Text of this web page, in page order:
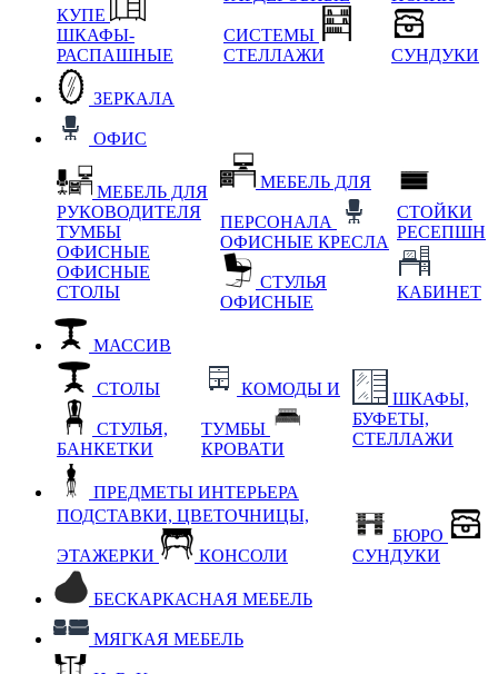
КУПЕ
ШКАФЫ-
РАСПАШНЫЕ
СИСТЕМЫ
СТЕЛЛАЖИ
СУНДУКИ
ЗЕРКАЛА
ОФИС
МЕБЕЛЬ ДЛЯ
РУКОВОДИТЕЛЯ
ТУМБЫ
ОФИСНЫЕ
ОФИСНЫЕ
СТОЛЫ
МЕБЕЛЬ ДЛЯ
ПЕРСОНАЛА
ОФИСНЫЕ КРЕСЛА
СТУЛЬЯ
ОФИСНЫЕ
СТОЙКИ
РЕСЕПШН
КАБИНЕТ
МАССИВ
СТОЛЫ
СТУЛЬЯ,
БАНКЕТКИ
КОМОДЫ И
ТУМБЫ
КРОВАТИ
ШКАФЫ,
БУФЕТЫ,
СТЕЛЛАЖИ
ПРЕДМЕТЫ ИНТЕРЬЕРА
ПОДСТАВКИ, ЦВЕТОЧНИЦЫ,
ЭТАЖЕРКИ КОНСОЛИ
БЮРО
СУНДУКИ
БЕСКАРКАСНАЯ МЕБЕЛЬ
МЯГКАЯ МЕБЕЛЬ